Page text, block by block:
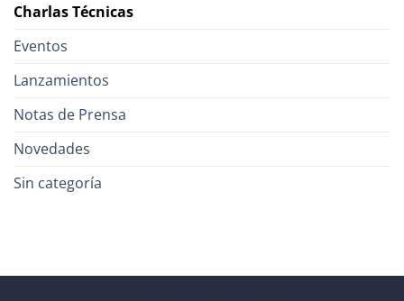
Charlas Técnicas
Eventos
Lanzamientos
Notas de Prensa
Novedades
Sin categoría